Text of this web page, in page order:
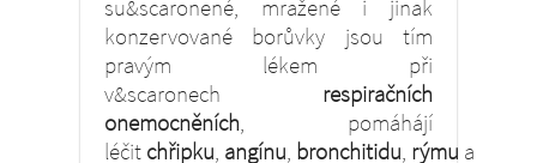
su&scaronené, mražené i jinak
konzervované borůvky jsou tím
pravým lékem při
v&scaronech respiračních
onemocněních, pomáhájí
léčit chřipku, angínu, bronchitidu, rýmu a